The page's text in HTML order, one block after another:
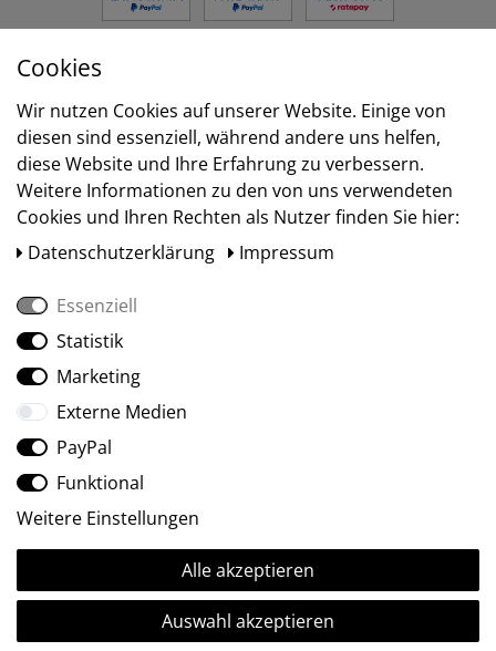
Versand
Social Media
Ⓒ2009-2026 ARTland GmbH • Alle Rechte vorbehalten.
Cookies
Wir nutzen Cookies auf unserer Website. Einige von
diesen sind essenziell, während andere uns helfen,
diese Website und Ihre Erfahrung zu verbessern.
Weitere Informationen zu den von uns verwendeten
Cookies und Ihren Rechten als Nutzer finden Sie hier:
Daten­schutz­erklärung
Impressum
Essenziell
Statistik
Marketing
Externe Medien
PayPal
Funktional
Weitere Einstellungen
Alle akzeptieren
Auswahl akzeptieren